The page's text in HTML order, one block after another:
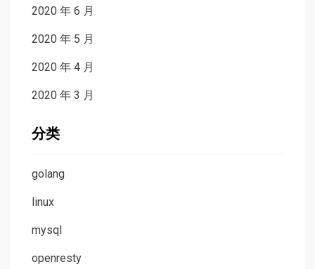
2020 年 6 月
2020 年 5 月
2020 年 4 月
2020 年 3 月
分类
golang
linux
mysql
openresty